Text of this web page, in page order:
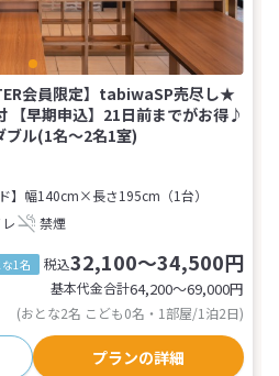
会員限定】tabiwaSP売尽し★
【早期申込】21日前までがお得♪
ブル(1名～2名1室)
ド】幅140cm×長さ195cm（1台）
禁煙
1名 税込32,100～34,500円
基本代金合計64,200〜69,000円
(おとな2名 こども0名・1部屋/1泊2日)
プランの詳細